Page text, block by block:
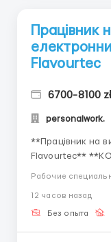
Працівник
Flavourteс
6700-8100
personalwork.
**Працівник на
Flavourteс** **КОРОТКО ПРО ОСНОВНЕ** 💵
8-12 год/день; 👬
років; 📜 Біо або
Рабочие
12 часов назад
Без опыта